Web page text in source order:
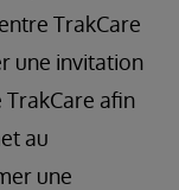
TrakCare
une invitation
afin
au
une